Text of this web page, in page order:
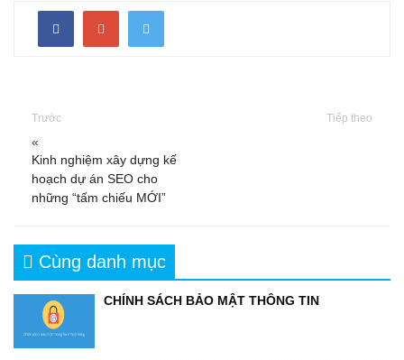
Trước
«
Kinh nghiệm xây dựng kế
hoạch dự án SEO cho
những “tấm chiếu MỚI”
Tiếp theo
Cùng danh mục
CHÍNH SÁCH BẢO MẬT THÔNG TIN